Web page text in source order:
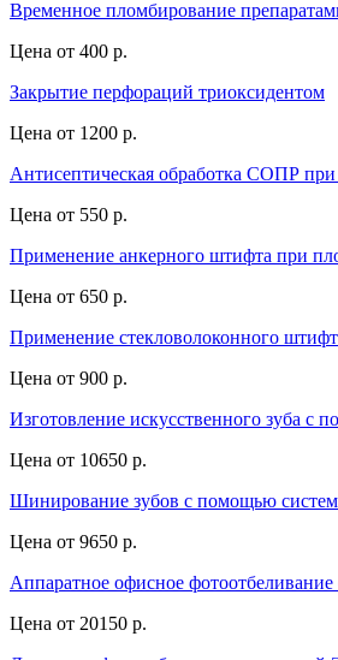
Временное пломбирование
Цена от 400 р.
Закрытие перфораций триоксидентом
Цена от 1200 р.
Антисептическая обработка СОПР
Цена от 550 р.
Применение анкерного штифта при
Цена от 650 р.
Применение стекловолоконного
Цена от 900 р.
Изготовление искусственного зуба с
Цена от 10650 р.
Шинирование зубов с помощью
Цена от 9650 р.
Аппаратное офисное
Цена от 20150 р.